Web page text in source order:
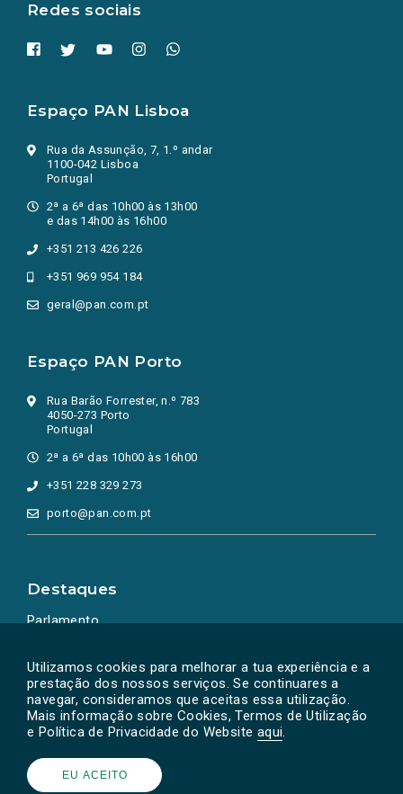
Utilizamos cookies para melhorar a tua experiência e a
prestação dos nossos serviços. Se continuares a
navegar, consideramos que aceitas essa utilização.
Mais informação sobre Cookies, Termos de Utilização
e Política de Privacidade do Website aqui.
EU ACEITO
Redes sociais
Espaço PAN Lisboa
Rua da Assunção, 7, 1.º andar
1100-042 Lisboa
Portugal
2ª a 6ª das 10h00 às 13h00
e das 14h00 às 16h00
+351 213 426 226
+351 969 954 184
geral@pan.com.pt
Espaço PAN Porto
Rua Barão Forrester, n.º 783
4050-273 Porto
Portugal
2ª a 6ª das 10h00 às 16h00
+351 228 329 273
porto@pan.com.pt
Destaques
Parlamento
Powered by © PAN 2026